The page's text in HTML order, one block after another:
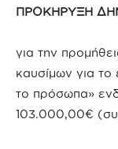
ΠΡΟΚΗΡΥΞΗ
για την
καυσίμων για το
το πρόσωπα»
103.000,00€